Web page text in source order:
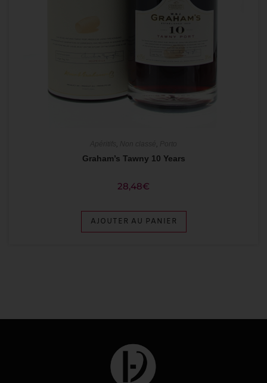
Graham’s Tawny 10 Years
28,48€
AJOUTER AU PANIER